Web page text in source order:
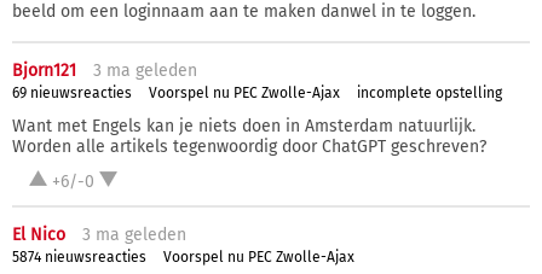
beeld om een loginnaam aan te maken danwel in te loggen.
Bjorn121 3 ma geleden
69 nieuwsreacties Voorspel nu PEC Zwolle-Ajax incomplete opstelling
Want met Engels kan je niets doen in Amsterdam natuurlijk.
Worden alle artikels tegenwoordig door ChatGPT geschreven?
+6/-0
El Nico 3 ma geleden
5874 nieuwsreacties
Voorspel nu PEC Zwolle-Ajax